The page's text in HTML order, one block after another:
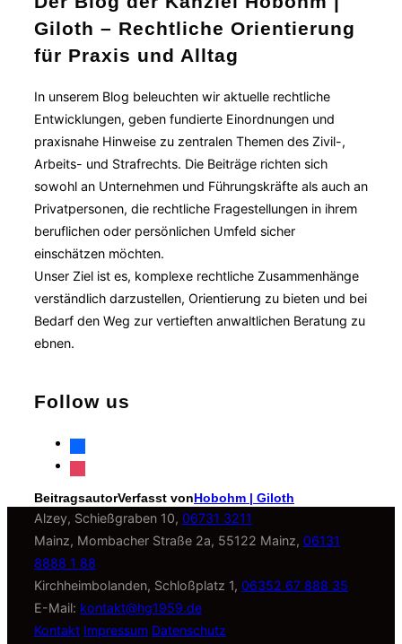
Giloth – Rechtliche Orientierung
für Praxis und Alltag
In unserem Blog beleuchten wir aktuelle rechtliche
Entwicklungen, geben fundierte Einordnungen und
praxisnahe Hinweise zu zentralen Themen des Zivil-,
Arbeits- und Strafrechts. Die Beiträge richten sich
sowohl an Unternehmen und Führungskräfte als auch an
Privatpersonen, die rechtliche Fragestellungen in ihrem
beruflichen oder persönlichen Umfeld sicher
einschätzen möchten.
Unser Ziel ist es, komplexe rechtliche Zusammenhänge
verständlich darzustellen, Orientierung zu bieten und bei
Bedarf den Weg zur vertieften anwaltlichen Beratung zu
ebnen.
Follow us
facebook
instagram
BeitragsautorVerfasst vonHobohm | Giloth
Alzey, Schießgraben 10, 06731 3211
Mainz, Mombacher Straße 2a, 55122 Mainz, 06131
8888 1 88
Kirchheimbolanden, Schloßplatz 1, 06352 67 888 35
E-Mail: kontakt@hg1959.de
Kontakt Impressum Datenschutz